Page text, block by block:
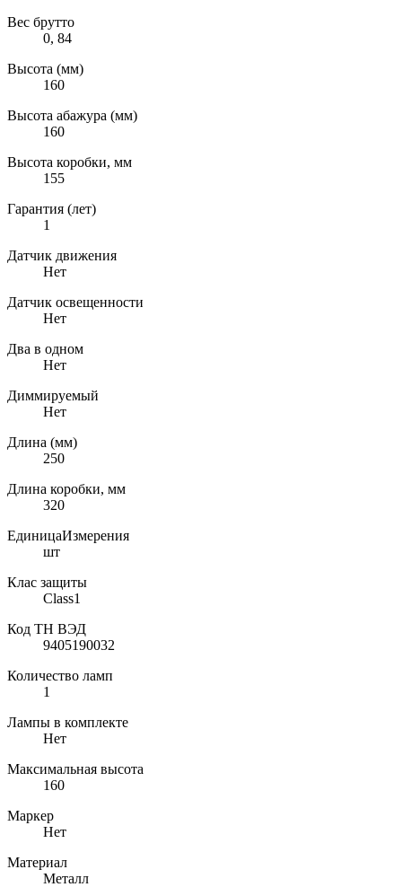
Вес брутто
0, 84
Высота (мм)
160
Высота абажура (мм)
160
Высота коробки, мм
155
Гарантия (лет)
1
Датчик движения
Нет
Датчик освещенности
Нет
Два в одном
Нет
Диммируемый
Нет
Длина (мм)
250
Длина коробки, мм
320
ЕдиницаИзмерения
шт
Клас защиты
Class1
Код ТН ВЭД
9405190032
Количество ламп
1
Лампы в комплекте
Нет
Максимальная высота
160
Маркер
Нет
Материал
Металл